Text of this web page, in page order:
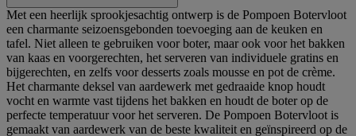
Met een heerlijk sprookjesachtig ontwerp is de Pompoen Botervloot
een charmante seizoensgebonden toevoeging aan de keuken en
tafel. Niet alleen te gebruiken voor boter, maar ook voor het bakken
van kaas en voorgerechten, het serveren van individuele gratins en
bijgerechten, en zelfs voor desserts zoals mousse en pot de crème.
Het charmante deksel van aardewerk met gedraaide knop houdt
vocht en warmte vast tijdens het bakken en houdt de boter op de
perfecte temperatuur voor het serveren. De Pompoen Botervloot is
gemaakt van aardewerk van de beste kwaliteit en geïnspireerd op de